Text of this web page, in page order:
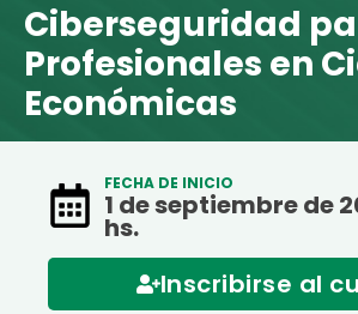
Ciberseguridad
Profesionales en
Económicas
FECHA DE INICIO
1 de septiembre de
hs.
Inscribirse al